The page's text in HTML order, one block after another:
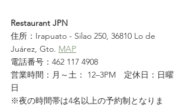
Restaurant JPN
住所：Irapuato - Silao 250, 36810 Lo de
Juárez, Gto. MAP
電話番号：462 117 4908
営業時間：月～土： 12–3PM　定休日：日曜
日
※夜の時間帯は4名以上の予約制となりま